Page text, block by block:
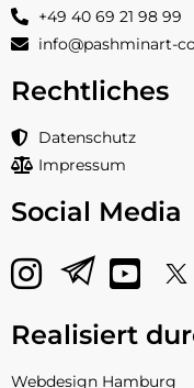
+49 40 69 21 98 99
info@pashminart-
Rechtliches
Datenschutz
Impressum
Social Media
Realisiert
Webdesign Hamburg